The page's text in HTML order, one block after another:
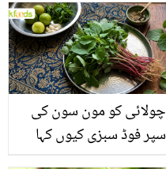
چولائی کو مون سون کی
سپر فوڈ سبزی کیوں کہا